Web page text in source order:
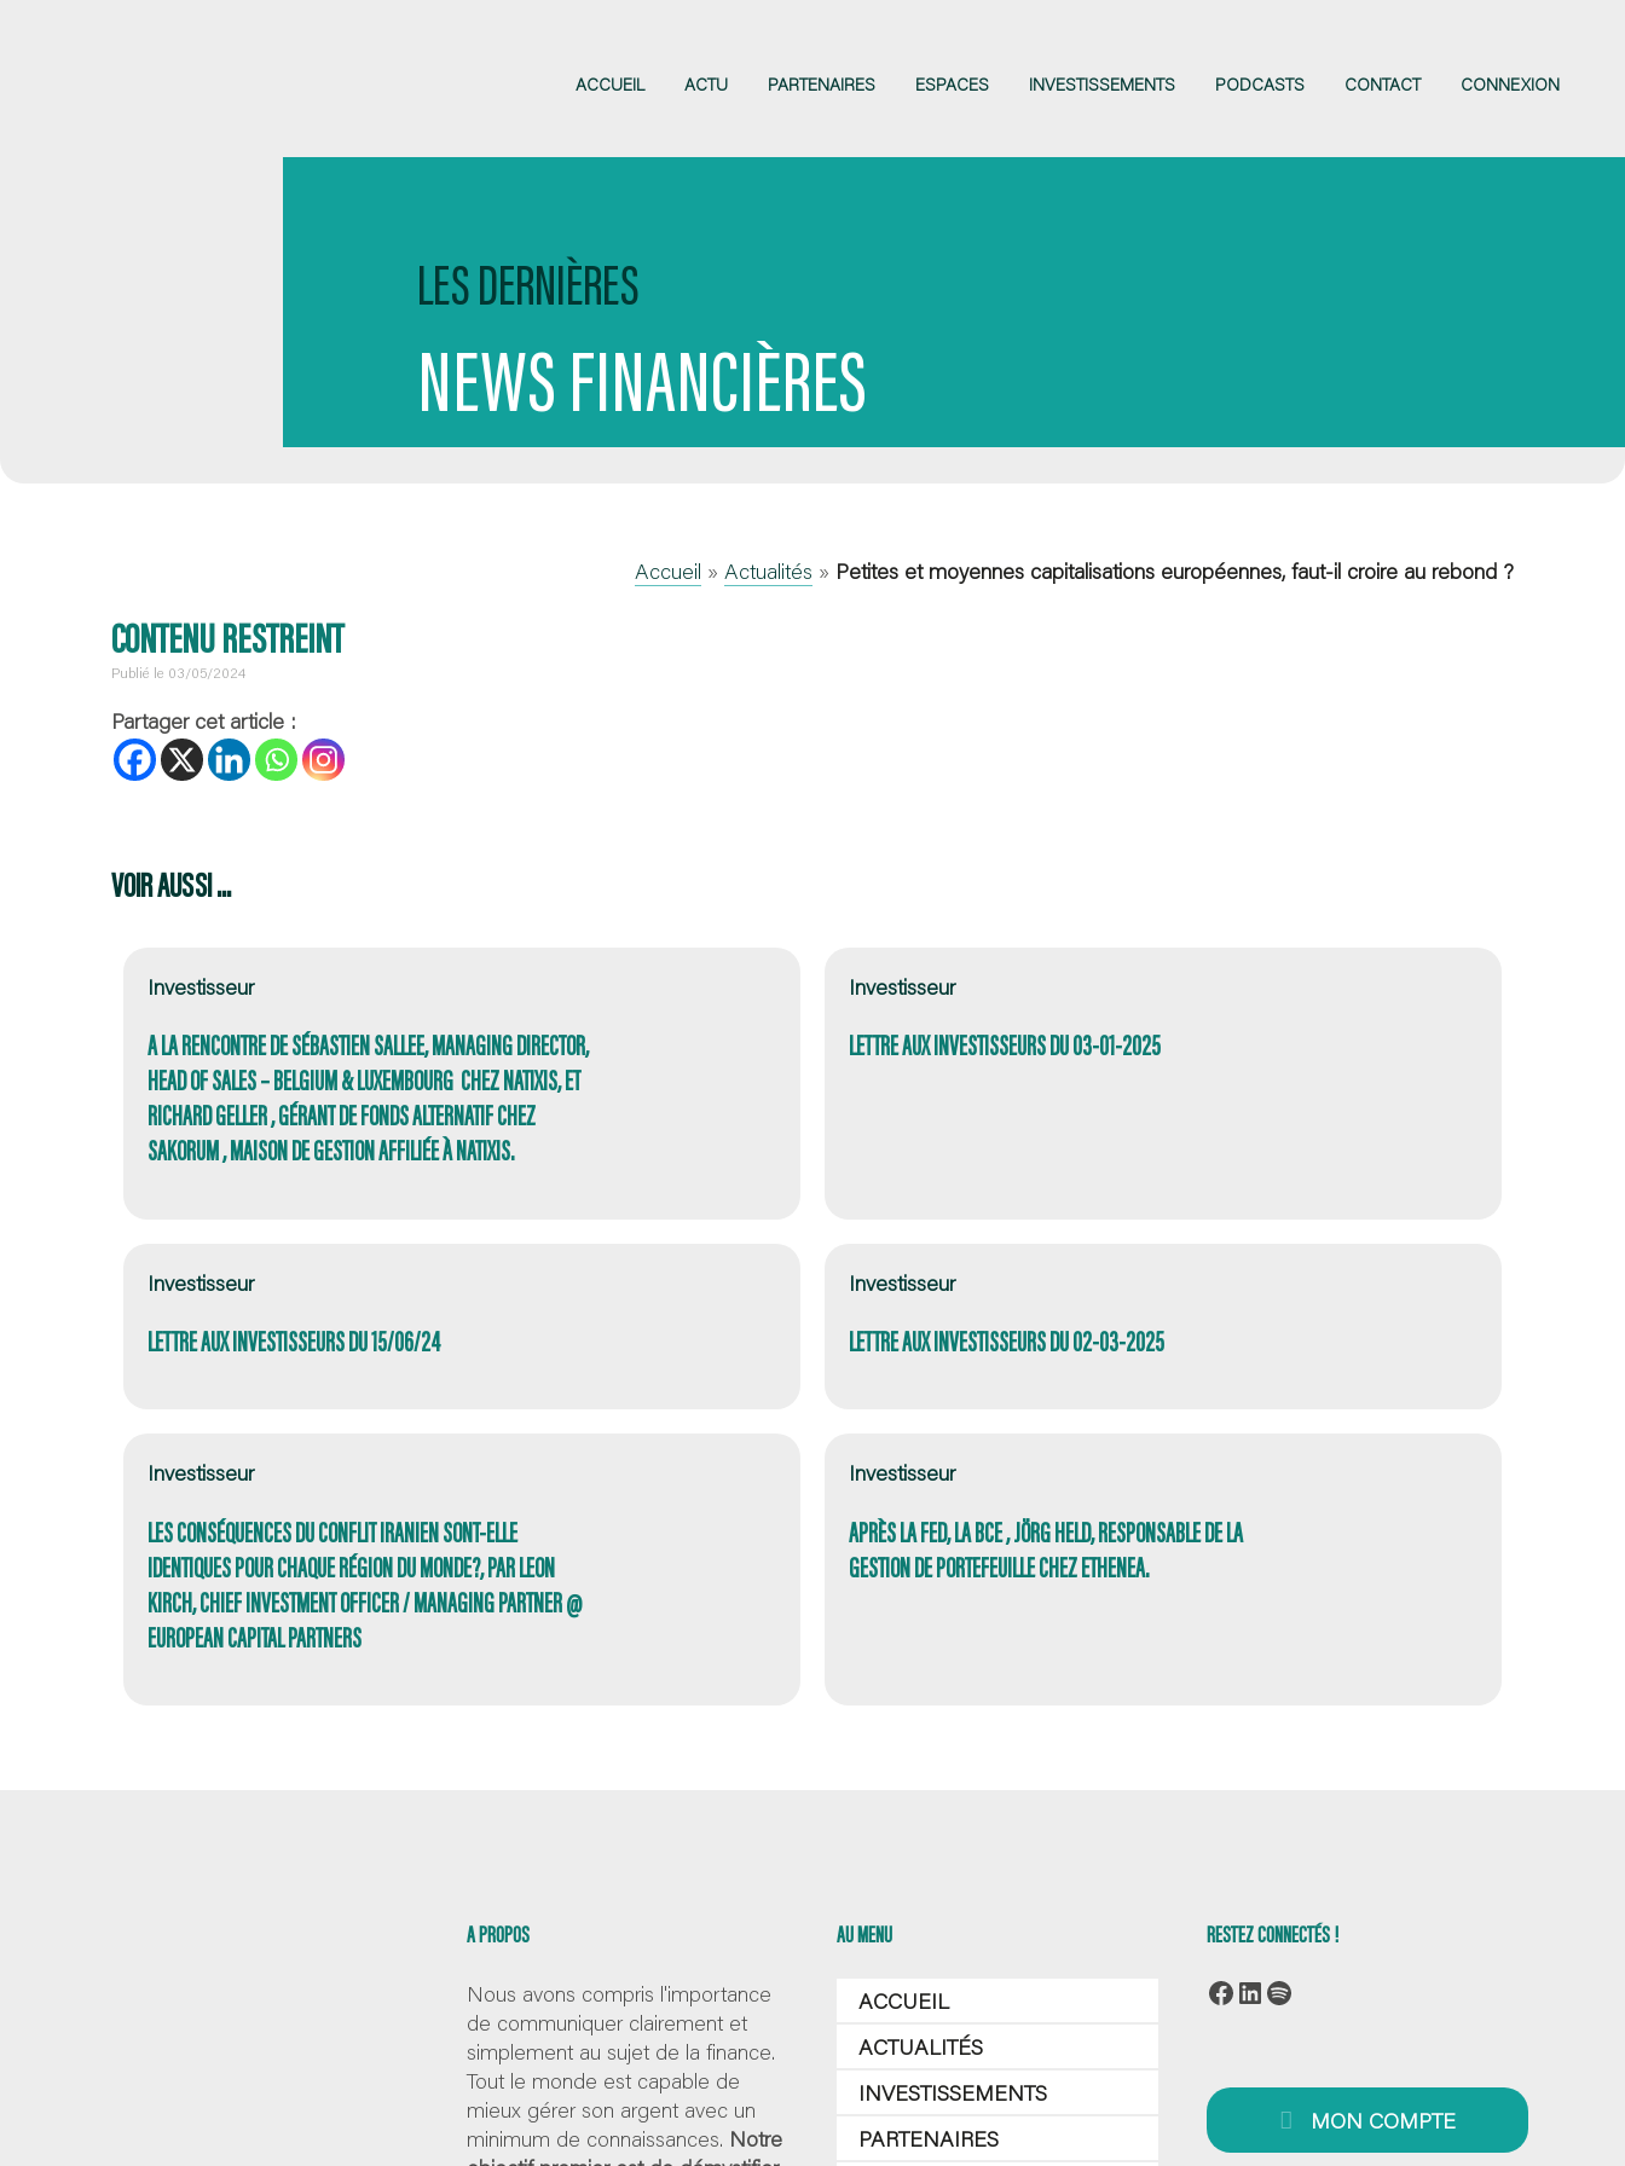
LES DERNIÈRES
NEWS FINANCIÈRES
ACCUEIL ACTU PARTENAIRES ESPACES INVESTISSEMENTS PODCASTS CONTACT CONNEXION
Accueil » Actualités » Petites et moyennes capitalisations européennes, faut-il croire au rebond ?
CONTENU RESTREINT
Publié le 03/05/2024
Partager cet article :
VOIR AUSSI ...
Investisseur
A LA RENCONTRE DE SÉBASTIEN SALLEE, MANAGING DIRECTOR,
HEAD OF SALES – BELGIUM & LUXEMBOURG CHEZ NATIXIS, ET
RICHARD GELLER , GÉRANT DE FONDS ALTERNATIF CHEZ
SAKORUM , MAISON DE GESTION AFFILIÉE À NATIXIS.
Investisseur
LETTRE AUX INVESTISSEURS DU 03-01-2025
Investisseur
LETTRE AUX INVESTISSEURS DU 15/06/24
Investisseur
LETTRE AUX INVESTISSEURS DU 02-03-2025
Investisseur
LES CONSÉQUENCES DU CONFLIT IRANIEN SONT-ELLE
IDENTIQUES POUR CHAQUE RÉGION DU MONDE?, PAR LEON
KIRCH, CHIEF INVESTMENT OFFICER / MANAGING PARTNER @
EUROPEAN CAPITAL PARTNERS
Investisseur
APRÈS LA FED, LA BCE , JÖRG HELD, RESPONSABLE DE LA
GESTION DE PORTEFEUILLE CHEZ ETHENEA.
A PROPOS
Nous avons compris l'importance
de communiquer clairement et
simplement au sujet de la finance.
Tout le monde est capable de
mieux gérer son argent avec un
minimum de connaissances. Notre
AU MENU
ACCUEIL
ACTUALITÉS
INVESTISSEMENTS
PARTENAIRES
RESTEZ CONNECTÉS !
Facebook
LinkedIn
Spotify
MON COMPTE